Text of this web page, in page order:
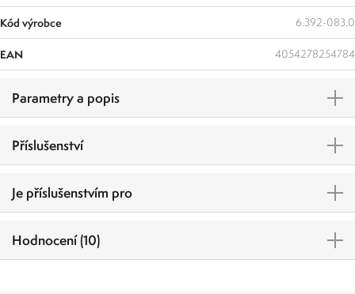
Kód výrobce 6.392-083.0
EAN 4054278254784
Parametry a popis
Příslušenství
Je příslušenstvím pro
Hodnocení (10)